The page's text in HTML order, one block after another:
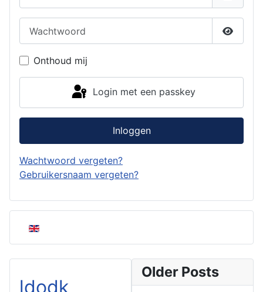
Toon
Onthoud mij
Login met een passkey
Inloggen
Wachtwoord vergeten?
Gebruikersnaam vergeten?
Selecteer de taal
ldodk
Older Posts